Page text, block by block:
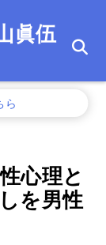
眞伍
ら
心理と
を男性